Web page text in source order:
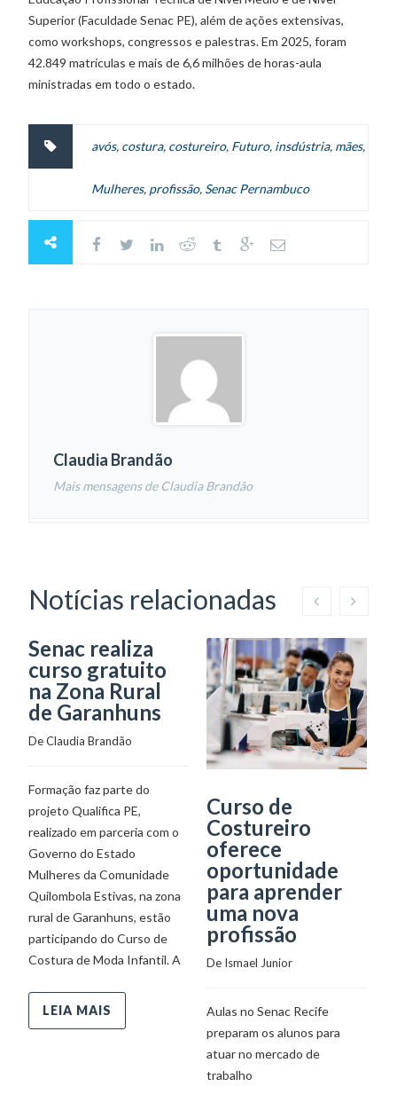
Superior (Faculdade Senac PE), além de ações extensivas,
como workshops, congressos e palestras. Em 2025, foram
42.849 matrículas e mais de 6,6 milhões de horas-aula
ministradas em todo o estado.
avós, costura, costureiro, Futuro, insdústria, mães,
Mulheres, profissão, Senac Pernambuco
Claudia Brandão
Mais mensagens de Claudia Brandão
Notícias relacionadas
Senac realiza
curso gratuito
na Zona Rural
de Garanhuns
De Claudia Brandão
Formação faz parte do
projeto Qualifica PE,
realizado em parceria com o
Governo do Estado
Mulheres da Comunidade
Quilombola Estivas, na zona
rural de Garanhuns, estão
participando do Curso de
Costura de Moda Infantil. A
LEIA MAIS
Curso de
Costureiro
oferece
oportunidade
para aprender
uma nova
profissão
De Ismael Junior
Aulas no Senac Recife
preparam os alunos para
atuar no mercado de
trabalho